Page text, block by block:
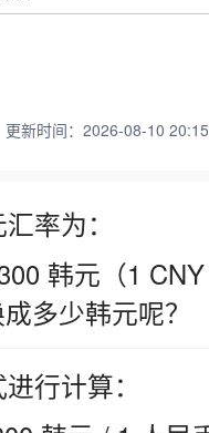
更新时间：2026-08-10
率为：
韩元（1
多少韩元呢？
行计算：